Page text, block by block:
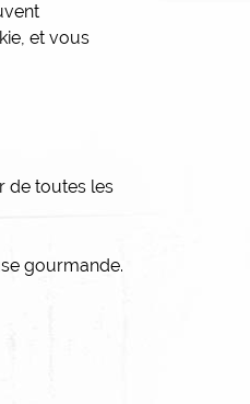
et vous
de toutes les
gourmande.